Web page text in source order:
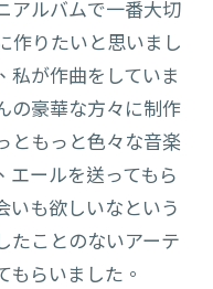
アルバムで一番大切
作りたいと思いまし
私が作曲をしていま
の豪華な方々に制作
ともっと色々な音楽
エールを送ってもら
いも欲しいなという
たこ とのないアーテ
もらいました。